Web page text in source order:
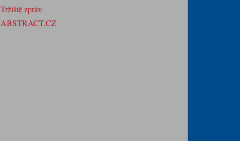
Tržiště zpráv
ABSTRACT.CZ